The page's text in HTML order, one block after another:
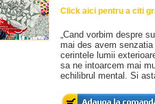
Click aici pentru a citi
„Cand vorbim despre
mai des avem
cerintele lumii
sa ne intoarcem mai
echilibrul mental. Si